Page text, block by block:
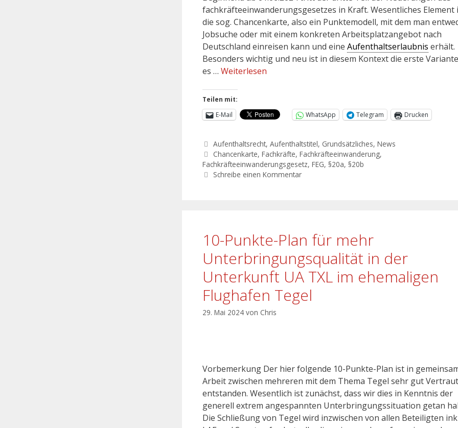
fachkräfteeinwanderungsgesetzes in Kraft. Wesentliches Element
die sog. Chancenkarte, also ein Punktemodell, mit dem man
Jobsuche oder mit einem konkreten Arbeitsplatzangebot nach
Deutschland einreisen kann und eine Aufenthaltserlaubnis erhält.
Besonders wichtig und neu ist in diesem Kontext die erste
es … Weiterlesen
Teilen mit:
E-Mail
WhatsApp Telegram Drucken
Aufenthaltsrecht,Aufenthaltstitel, Grundsätzliches,News
Chancenkarte,Fachkräfte,Fachkräfteeinwanderung,
Fachkräfteeinwanderungsgesetz, FEG, §20a, §20b
Schreibe einen Kommentar
10-Punkte-Plan für mehr
Unterbringungsqualität in der
Unterkunft UA TXL im ehemaligen
Flughafen Tegel
29. Mai 2024 von Chris
Vorbemerkung Der hier folgende 10-Punkte-Plan ist in
Arbeit zwischen mehreren mit dem Thema Tegel sehr gut
entstanden. Wesentlich ist zunächst, dass wir dies in Kenntnis der
generell extrem angespannten Unterbringungssituation getan
Die Schließung von Tegel wird inzwischen von allen Beteiligten